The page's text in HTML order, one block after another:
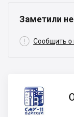
Заметили
 Сообщить о
Одиссей-
СМУ-11